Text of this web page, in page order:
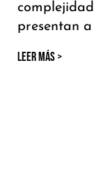
presentan
LEER MÁS >